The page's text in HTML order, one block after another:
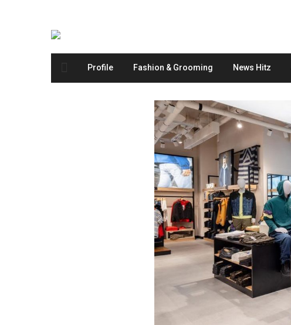
Profile Fashion & Grooming News Hitz